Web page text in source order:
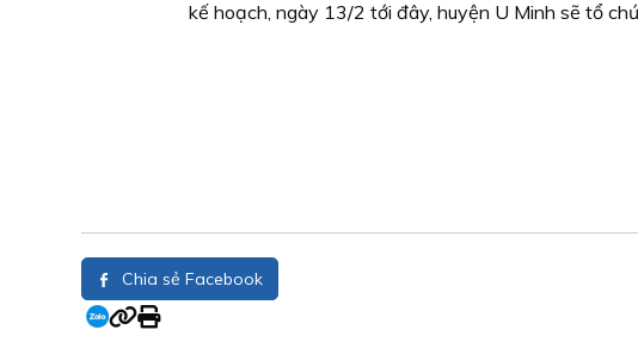
kế hoạch, ngày 13/2 tới đây, huyện U Minh sẽ tổ
Chia sẻ Facebook